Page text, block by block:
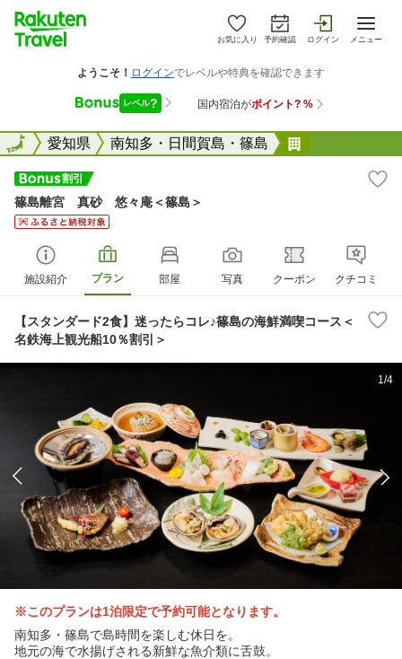
お気に入り 予約確認 ログイン メニュー
全国愛知県 南知多・日間賀島・篠島
全国
篠島離宮 真砂 悠々庵＜篠島＞
施設紹介 プラン 部屋 写真 クーポン クチコミ
【スタンダード2食】迷ったらコレ♪篠島の海鮮満喫コース＜
名鉄海上観光船10％割引＞
1/4
※このプランは1泊限定で予約可能となります。
南知多・篠島で島時間を楽しむ休日を。
地元の海で水揚げされる新鮮な魚介類に舌鼓。